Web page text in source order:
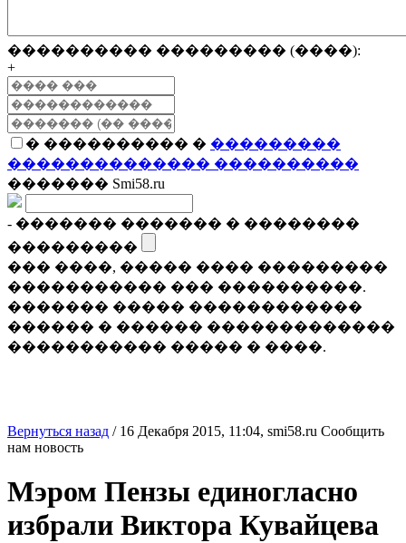
���������� ��������� (����):
+
� ���������� � ���������
�������������� ����������
������� Smi58.ru
- ������� ������� � ��������
���������
��� ����, ����� ���� ���������
����������� ��� ����������.
������� ����� ������������
������ � ������ �������������
����������� ����� � ����.
Вернуться назад / 16 Декабря 2015, 11:04, smi58.ru Сообщить
нам новость
Мэром Пензы единогласно
избрали Виктора Кувайцева